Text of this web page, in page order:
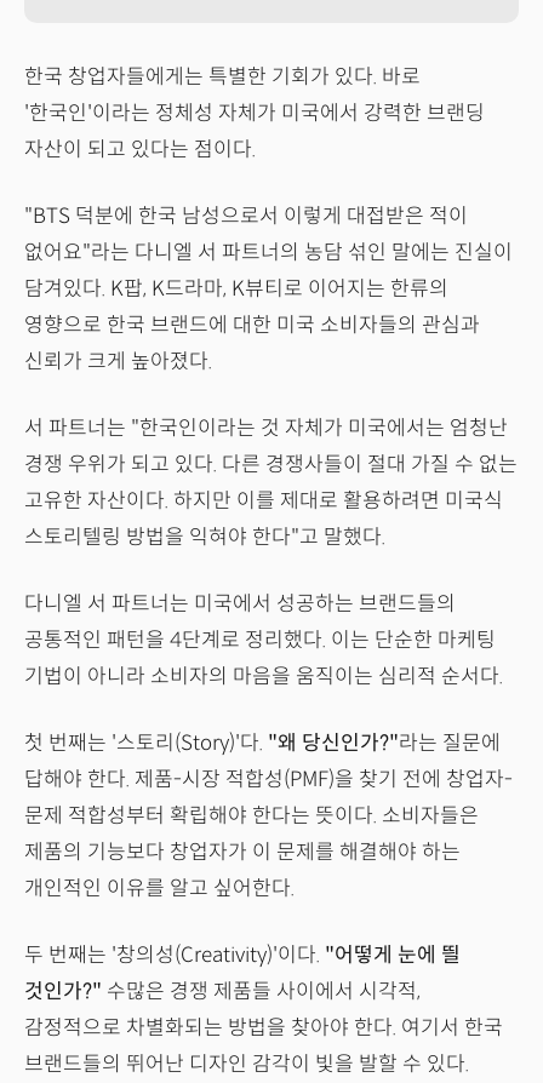
한국 창업자들에게는 특별한 기회가 있다. 바로
'한국인'이라는 정체성 자체가 미국에서 강력한 브랜딩
자산이 되고 있다는 점이다.
"BTS 덕분에 한국 남성으로서 이렇게 대접받은 적이
없어요"라는 다니엘 서 파트너의 농담 섞인 말에는 진실이
담겨있다. K팝, K드라마, K뷰티로 이어지는 한류의
영향으로 한국 브랜드에 대한 미국 소비자들의 관심과
신뢰가 크게 높아졌다.
서 파트너는 "한국인이라는 것 자체가 미국에서는 엄청난
경쟁 우위가 되고 있다. 다른 경쟁사들이 절대 가질 수 없는
고유한 자산이다. 하지만 이를 제대로 활용하려면 미국식
스토리텔링 방법을 익혀야 한다"고 말했다.
다니엘 서 파트너는 미국에서 성공하는 브랜드들의
공통적인 패턴을 4단계로 정리했다. 이는 단순한 마케팅
기법이 아니라 소비자의 마음을 움직이는 심리적 순서다.
첫 번째는 '스토리(Story)'다. "왜 당신인가?"라는 질문에
답해야 한다. 제품-시장 적합성(PMF)을 찾기 전에 창업자-
문제 적합성부터 확립해야 한다는 뜻이다. 소비자들은
제품의 기능보다 창업자가 이 문제를 해결해야 하는
개인적인 이유를 알고 싶어한다.
두 번째는 '창의성(Creativity)'이다. "어떻게 눈에 띌
것인가?" 수많은 경쟁 제품들 사이에서 시각적,
감정적으로 차별화되는 방법을 찾아야 한다. 여기서 한국
브랜드들의 뛰어난 디자인 감각이 빛을 발할 수 있다.